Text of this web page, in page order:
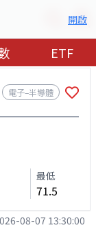
開啟
ETF
電子–半導體
最低
71.5
08-07 13:30:00